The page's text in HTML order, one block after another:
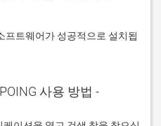
사용 방법 -